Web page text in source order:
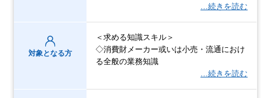
…続きを読む
対象となる方
＜求める知識スキル＞
◇消費財メーカー或いは小売・流通におけ
る全般の業務知識
…続きを読む